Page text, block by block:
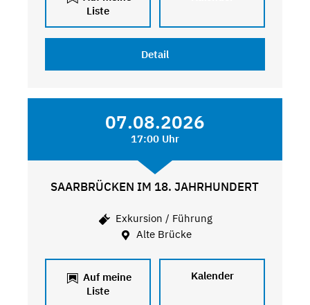
Liste
Detail
07.08.2026
17:00 Uhr
SAARBRÜCKEN IM 18. JAHRHUNDERT
Exkursion / Führung
Alte Brücke
Auf meine
Liste
Kalender